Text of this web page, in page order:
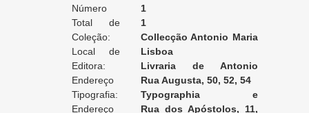
da Edição:
Número
do Volume:
1
Total de
Volumes:
1
Coleção:
Collecção Antonio Maria
Pereira
Local de
Edição:
Lisboa
Editora:
Livraria de Antonio
Maria Pereira
Endereço
da Editora:
Rua Augusta, 50, 52, 54
Tipografia:
Typographia e
Stereotypia Moderna
Endereço
Rua dos Apóstolos, 11,